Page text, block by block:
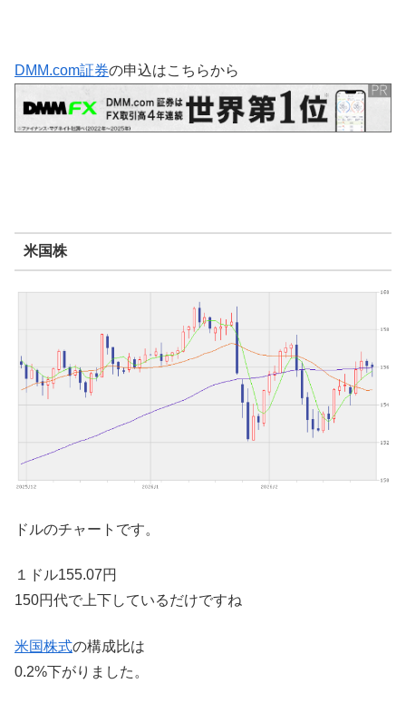
DMM.com証券の申込はこちらから
米国株
ドルのチャートです。
１ドル155.07円
150円代で上下しているだけですね
米国株式の構成比は
0.2%下がりました。